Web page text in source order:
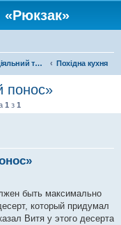
Самодіяльний туризм Похідна кухня
понос»
1 з 1
быть максимально
который придумал
Витя у этого десерта